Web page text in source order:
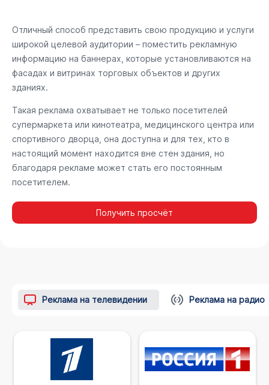
Отличный способ представить свою продукцию и услуги
широкой целевой аудитории – поместить рекламную
информацию на баннерах, которые установливаются на
фасадах и витринах торговых объектов и других
зданиях.
Такая реклама охватывает не только посетителей
супермаркета или кинотеатра, медицинского центра или
спортивного дворца, она доступна и для тех, кто в
настоящий момент находится вне стен здания, но
благодаря рекламе может стать его постоянным
посетителем.
Получить просчёт
Реклама на телевидении Реклама на радио